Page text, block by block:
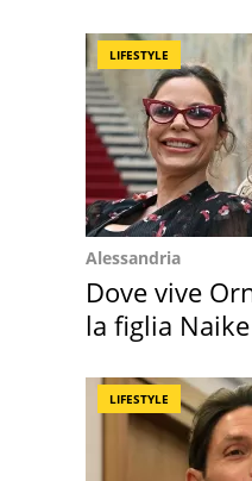
LIFESTYLE
Alessandria
Dove vive
la figlia
LIFESTYLE